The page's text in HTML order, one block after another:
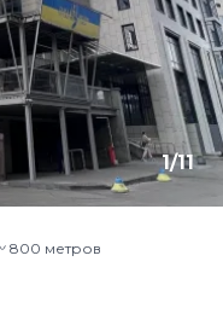
1/11
800 метров